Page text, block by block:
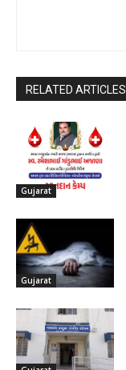
RELATED ARTICLES
Gujarat
Gujarat